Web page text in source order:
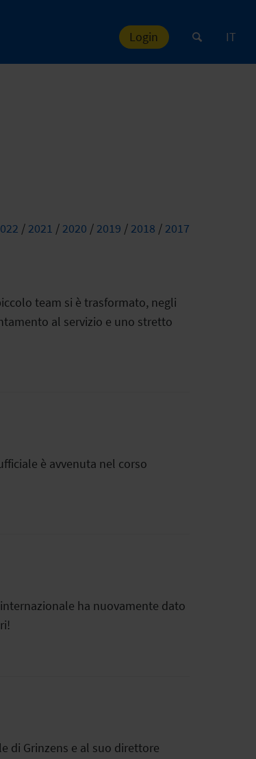
Login IT
/ 2021 / 2020 / 2019 / 2018 / 2017
team si è trasformato, negli
al servizio e uno stretto
è avvenuta nel corso
ha nuovamente dato
di Grinzens e al suo direttore